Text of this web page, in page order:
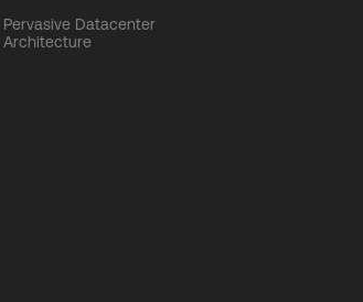
Pervasive Datacenter
Architecture